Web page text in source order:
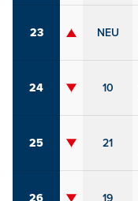
23 NEU
24 10
25 21
26 19